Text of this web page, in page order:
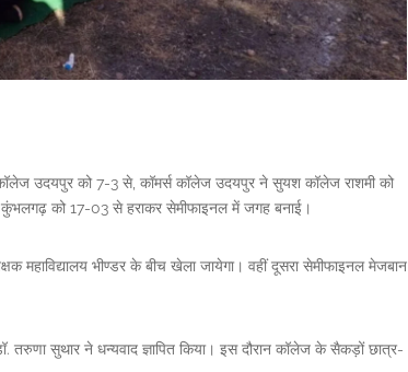
उदयपुर को 7-3 से, कॉमर्स कॉलेज उदयपुर ने सुयश कॉलेज राशमी को
कुंभलगढ़ को 17-03 से हराकर सेमीफाइनल में जगह बनाई।
महाविद्यालय भीण्डर के बीच खेला जायेगा। वहीं दूसरा सेमीफाइनल मेजबान
तरुणा सुथार ने धन्यवाद ज्ञापित किया। इस दौरान कॉलेज के सैकड़ों छात्र-